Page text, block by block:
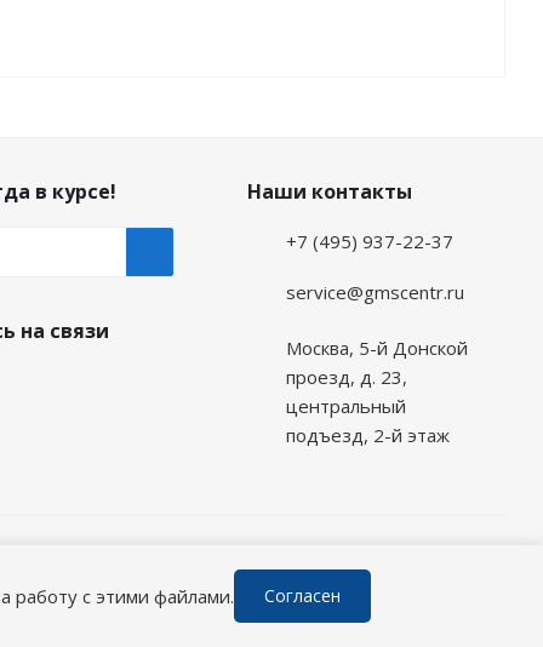
в курсе!
на связи
Наши контакты
+7 (495) 937-22-37
service@gmscentr.ru
Москва, 5-й Донской
проезд, д. 23,
центральный
подъезд, 2-й этаж
работу с этими файлами. Согласен